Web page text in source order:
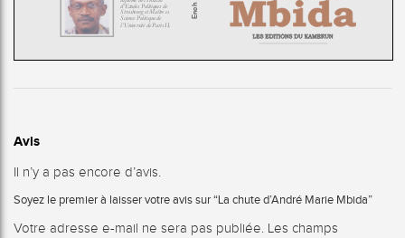
Avis
Il n’y a pas encore d’avis.
Soyez le premier à laisser votre avis sur “La chute d’André Marie Mbida”
Votre adresse e-mail ne sera pas publiée. Les champs